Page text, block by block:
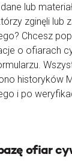
lub
zginęli lub
Chcesz
o ofiarach
historyków
i po
ofiar